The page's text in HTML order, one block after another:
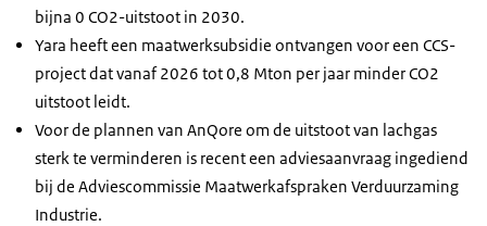
bijna 0 CO2-uitstoot in 2030.
Yara heeft een maatwerksubsidie ontvangen voor een CCS-
project dat vanaf 2026 tot 0,8 Mton per jaar minder CO2
uitstoot leidt.
Voor de plannen van AnQore om de uitstoot van lachgas
sterk te verminderen is recent een adviesaanvraag ingediend
bij de Adviescommissie Maatwerkafspraken Verduurzaming
Industrie.